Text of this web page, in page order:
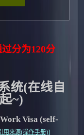
分为120分
统(在线自
~)
Visa (self-
用来源(操作手册)]